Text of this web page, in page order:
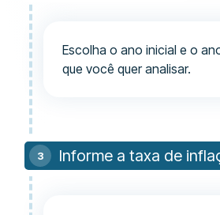
Escolha o ano inicial e o
que você quer analisar.
Informe a taxa de